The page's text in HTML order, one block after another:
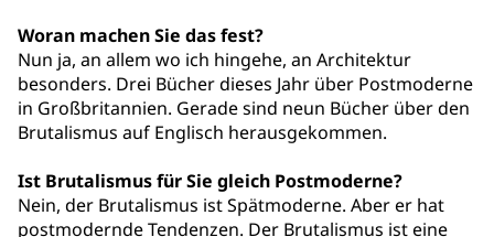
Woran machen Sie das fest?
Nun ja, an allem wo ich hingehe, an Architektur
besonders. Drei Bücher dieses Jahr über Postmoderne
in Großbritannien. Gerade sind neun Bücher über den
Brutalismus auf Englisch herausgekommen.
Ist Brutalismus für Sie gleich Postmoderne?
Nein, der Brutalismus ist Spätmoderne. Aber er hat
postmodernde Tendenzen. Der Brutalismus ist eine